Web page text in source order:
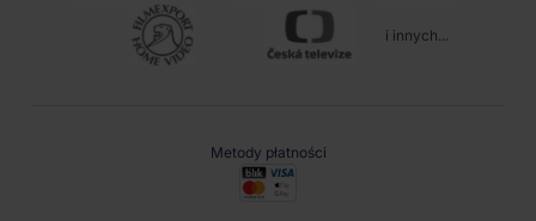
i innych...
Metody płatności